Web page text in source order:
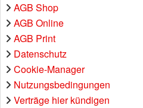
AGB Shop
AGB Online
AGB Print
Datenschutz
Cookie-Manager
Nutzungsbedingungen
Verträge hier kündigen